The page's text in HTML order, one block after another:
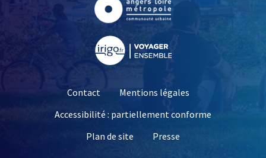
Contact
Mentions légales
Accessibilité : partiellement conforme
Plan de site
Presse